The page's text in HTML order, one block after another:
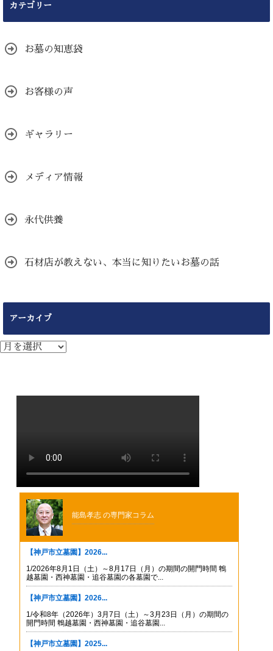
カテゴリー
お墓の知恵袋
お客様の声
ギャラリー
メディア情報
永代供養
石材店が教えない、本当に知りたいお墓の話
アーカイブ
ア
ー